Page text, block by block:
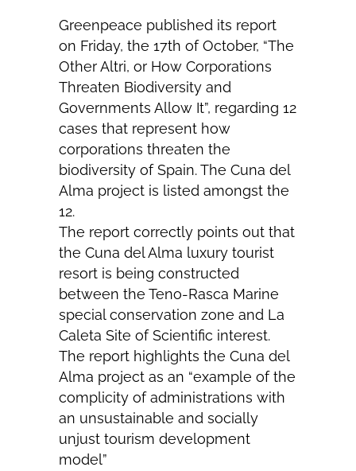
Greenpeace published its report
on Friday, the 17th of October, “The
Other Altri, or How Corporations
Threaten Biodiversity and
Governments Allow It”, regarding 12
cases that represent how
corporations threaten the
biodiversity of Spain. The Cuna del
Alma project is listed amongst the
12.
The report correctly points out that
the Cuna del Alma luxury tourist
resort is being constructed
between the Teno-Rasca Marine
special conservation zone and La
Caleta Site of Scientific interest.
The report highlights the Cuna del
Alma project as an “example of the
complicity of administrations with
an unsustainable and socially
unjust tourism development
model”